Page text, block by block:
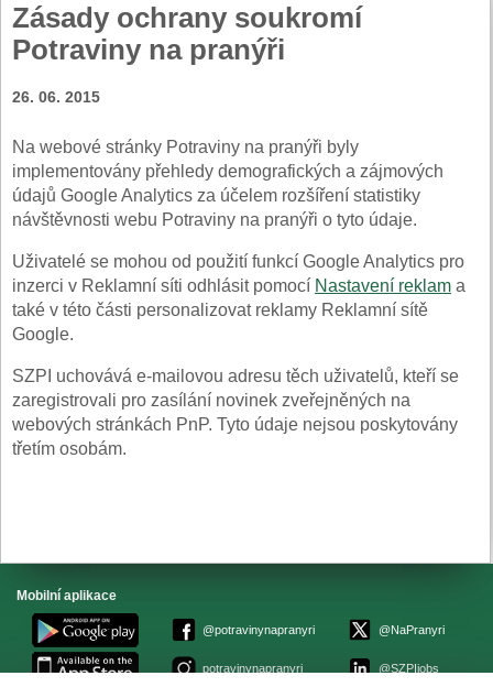
Zásady ochrany soukromí
Potraviny na pranýři
26. 06. 2015
Na webové stránky Potraviny na pranýři byly
implementovány přehledy demografických a zájmových
údajů Google Analytics za účelem rozšíření statistiky
návštěvnosti webu Potraviny na pranýři o tyto údaje.
Uživatelé se mohou od použití funkcí Google Analytics pro
inzerci v Reklamní síti odhlásit pomocí Nastavení reklam a
také v této části personalizovat reklamy Reklamní sítě
Google.
SZPI uchovává e-mailovou adresu těch uživatelů, kteří se
zaregistrovali pro zasílání novinek zveřejněných na
webových stránkách PnP. Tyto údaje nejsou poskytovány
třetím osobám.
Mobilní aplikace
@potravinynapranyri
potravinynapranyri
@NaPranyri
@SZPIjobs